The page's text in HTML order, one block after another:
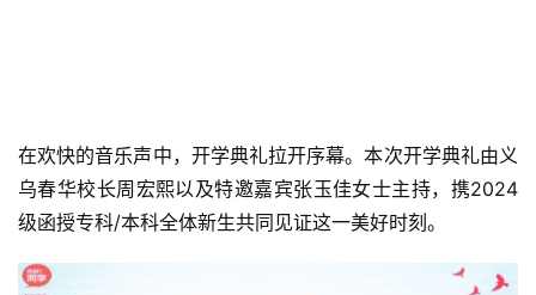
在欢快的音乐声中，开学典礼拉开序幕。本次开学典礼由义
乌春华校长周宏熙以及特邀嘉宾张玉佳女士主持，携2024
级函授专科/本科全体新生共同见证这一美好时刻。